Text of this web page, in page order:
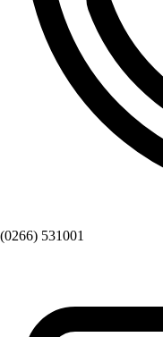
(0266) 531001